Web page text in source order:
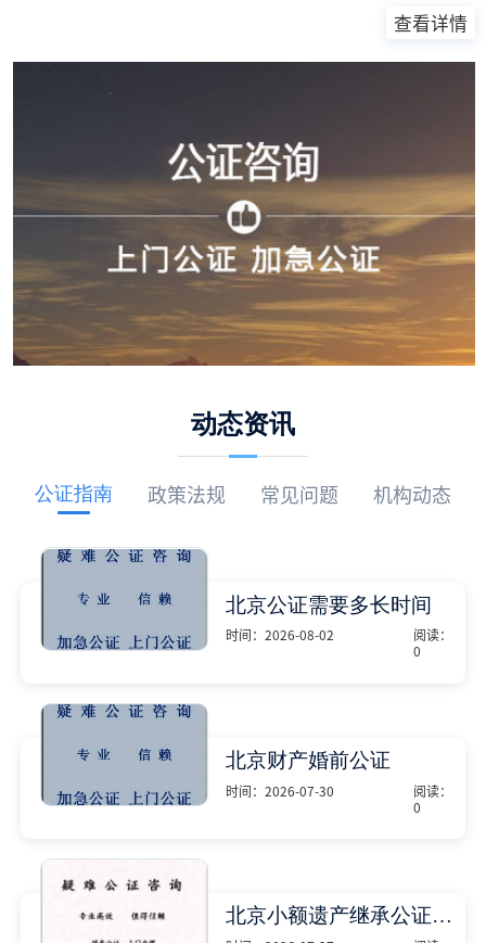
查看详情
动态资讯
公证指南 政策法规 常见问题 机构动态
北京公证需要多长时间
时间：2026-08-02
阅读：
0
证，可以提高公证事项的效力，
固定证据，但是很多人不知道在
北京办理公证需要多少时间。今
天公证咨询就来告诉大家，办理
证需要多少钱？北京公
北京财产婚前公证
时间：2026-07-30
阅读：
0
及债务承担方式，可以避免个人
财产引发的纠纷，但是，在北京
北京小额遗产继承公证费用